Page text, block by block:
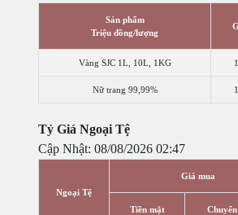
Sản phẩm
Triệu đồng/lượng
Vàng SJC 1L, 10L, 1KG
Nữ trang 99,99%
Tỷ Giá Ngoại Tệ
Cập Nhật: 08/08/2026 02:47
Ngoại Tệ
Giá mua
Tiền mặt